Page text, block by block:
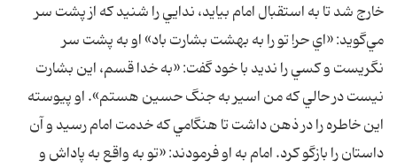
خارج شد تا به استقبال امام بيايد، ندايي را شنيد كه از پشت سر
مي‌گويد: «اي حر! تو را به بهشت بشارت باد» او به پشت سر
نگريست و كسي را نديد با خود گفت: «به خدا قسم، اين بشارت
نيست در حالي كه من اسير به جنگ حسين هستم». او پيوسته
اين خاطره را در ذهن داشت تا هنگامي كه خدمت امام رسيد و آن
داستان را بازگو كرد. امام به او فرمودند: «تو به واقع به پاداش و